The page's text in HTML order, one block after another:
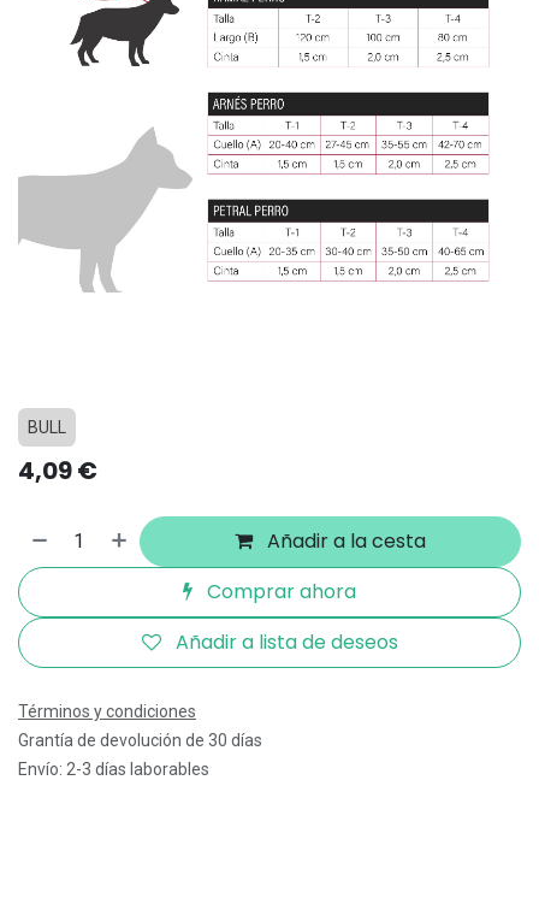
BULL
4,09€
Añadir a la cesta
Comprar ahora
Añadir a lista de deseos
Términos y condiciones
Grantía de devolución de 30 días
Envío: 2-3 días laborables